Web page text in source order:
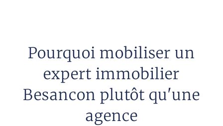
Pourquoi mobiliser un
expert immobilier
Besancon plutôt qu'une
agence